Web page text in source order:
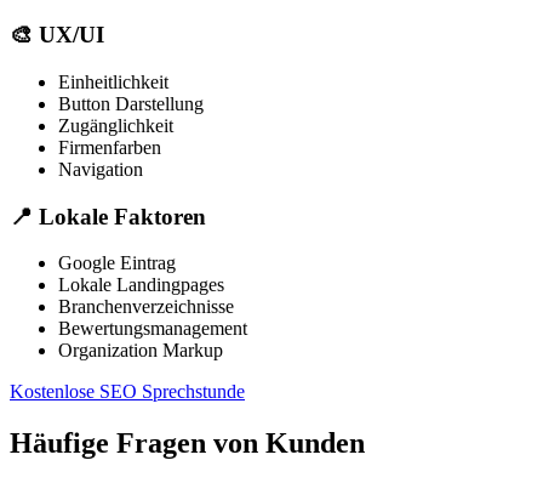
🎨 UX/UI
Einheitlichkeit
Button Darstellung
Zugänglichkeit
Firmenfarben
Navigation
📍 Lokale Faktoren
Google Eintrag
Lokale Landingpages
Branchenverzeichnisse
Bewertungsmanagement
Organization Markup
Kostenlose SEO Sprechstunde
Häufige Fragen von Kunden